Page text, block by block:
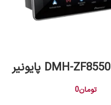
اطلاعات بیشتر
تومان0